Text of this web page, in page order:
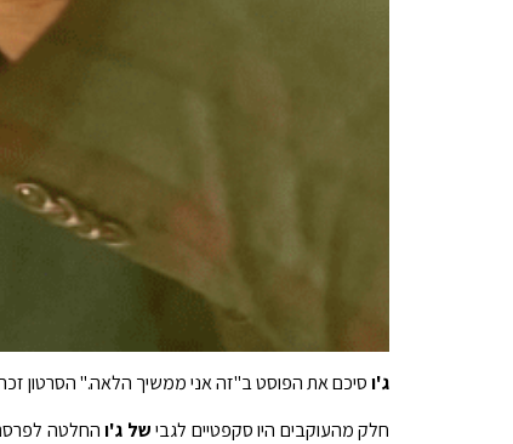
ג'וסיכם את הפוסט ב"זה אני ממשיך הלאה." הסרטון
חלק מהעוקבים היו סקפטיים לגבישל ג'והחלטה לפרסם